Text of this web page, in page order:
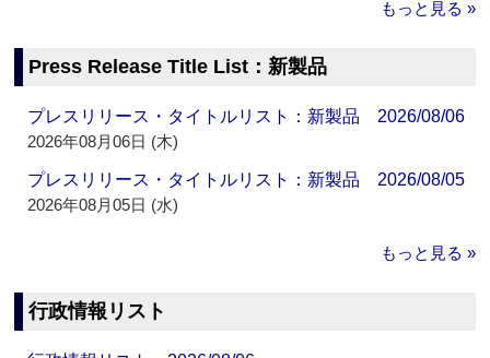
もっと見る »
Press Release Title List：新製品
プレスリリース・タイトルリスト：新製品 2026/08/06
2026年08月06日 (木)
プレスリリース・タイトルリスト：新製品 2026/08/05
2026年08月05日 (水)
もっと見る »
行政情報リスト